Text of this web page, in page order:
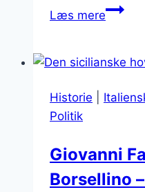
Læs mere
–
ofrene
Historie
Politik
Giovanni
Borsellino